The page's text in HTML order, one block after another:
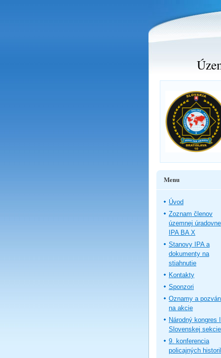
Menu
Úvod
Zoznam členov
územnej úradovne
IPA BA X
Stanovy IPA a
dokumenty na
stiahnutie
Kontakty
Sponzori
Oznamy a
na akcie
Národný kongres
Slovenskej sekcie
9. konferencia
policajných